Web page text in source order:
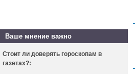
Ваше мнение важно
Стоит ли доверять гороскопам в
газетах?: